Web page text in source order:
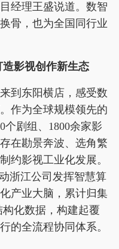
经理王盛说道。数智
骨，也为全国同行业
影视创作新生态
到东阳横店，感受数
作为全球规模领先的
个剧组、1800余家影
在勘景奔波、选角繁
约影视工业化发展。
浙江公司发挥智慧算
产业大脑，累计归集
化数据，构建起覆
的全流程协同体系。